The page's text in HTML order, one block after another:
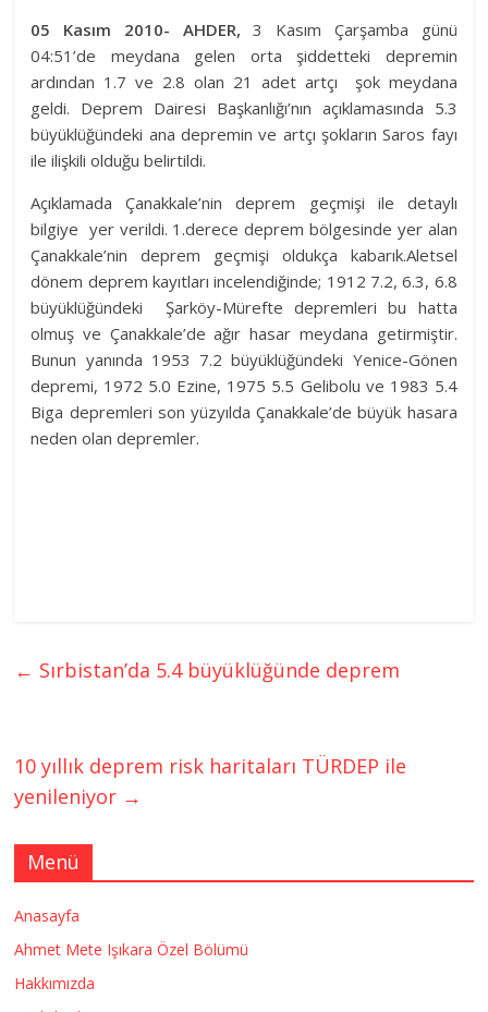
05 Kasım 2010- AHDER,3 Kasım Çarşamba günü
04:51’de meydana gelen orta şiddetteki depremin
ardından 1.7 ve 2.8 olan 21 adet artçı şok meydana
geldi. Deprem Dairesi Başkanlığı’nın açıklamasında 5.3
büyüklüğündeki ana depremin ve artçı şokların Saros fayı
ile ilişkili olduğu belirtildi.
Açıklamada Çanakkale’nin deprem geçmişi ile detaylı
bilgiye yer verildi. 1.derece deprem bölgesinde yer alan
Çanakkale’nin deprem geçmişi oldukça kabarık.Aletsel
dönem deprem kayıtları incelendiğinde; 1912 7.2, 6.3, 6.8
büyüklüğündeki Şarköy-Mürefte depremleri bu hatta
olmuş ve Çanakkale’de ağır hasar meydana getirmiştir.
Bunun yanında 1953 7.2 büyüklüğündeki Yenice-Gönen
depremi, 1972 5.0 Ezine, 1975 5.5 Gelibolu ve 1983 5.4
Biga depremleri son yüzyılda Çanakkale’de büyük hasara
neden olan depremler.
← Sırbistan’da 5.4 büyüklüğünde deprem
10 yıllık deprem risk haritaları TÜRDEP ile
yenileniyor →
Menü
Anasayfa
Ahmet Mete Işıkara Özel Bölümü
Hakkımızda